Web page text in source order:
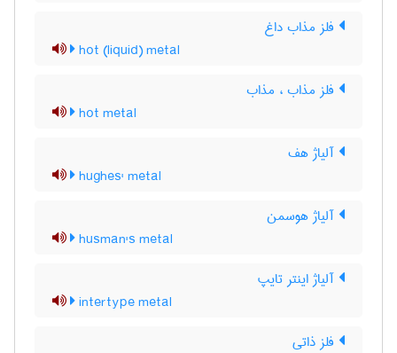
فلز مذاب داغ
hot (liquid) metal
فلز مذاب ، مذاب
hot metal
آلیاژ هف
hughes' metal
آلیاژ هوسمن
husman's metal
آلیاژ اینتر تایپ
intertype metal
فلز ذاتی